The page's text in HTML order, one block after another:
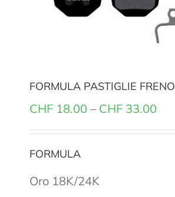
FORMULA PASTIGLIE FRENO
CHF 18.00 – CHF 33.00
FORMULA
Oro 18K/24K